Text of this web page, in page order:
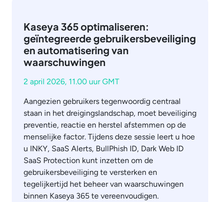
Kaseya 365 optimaliseren:
geïntegreerde gebruikersbeveiliging
en automatisering van
waarschuwingen
2 april 2026, 11.00 uur GMT
Aangezien gebruikers tegenwoordig centraal
staan in het dreigingslandschap, moet beveiliging
preventie, reactie en herstel afstemmen op de
menselijke factor. Tijdens deze sessie leert u hoe
u INKY, SaaS Alerts, BullPhish ID, Dark Web ID
SaaS Protection kunt inzetten om de
gebruikersbeveiliging te versterken en
tegelijkertijd het beheer van waarschuwingen
binnen Kaseya 365 te vereenvoudigen.